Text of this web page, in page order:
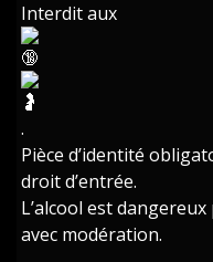
Interdit aux
.
Pièce d’identité
droit d’entrée.
L’alcool est
avec modération.